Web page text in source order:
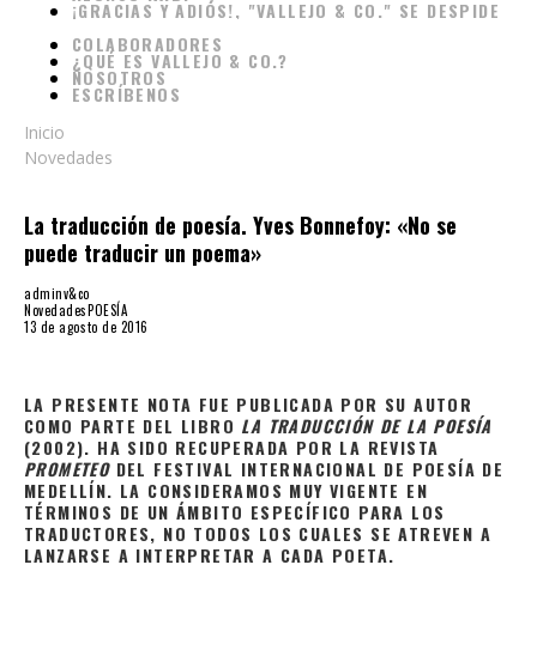
COLABORADORES
¿QUÉ ES VALLEJO & CO.?
NOSOTROS
ESCRÍBENOS
Novedades
puede traducir un poema»
adminv&co
NovedadesPOESÍA
13 de agosto de 2016
COMO PARTE DEL LIBROLA TRADUCCIÓN DE LA POESÍA
(2002). HA SIDO RECUPERADA POR LA REVISTA
PROMETEODEL FESTIVAL INTERNACIONAL DE POESÍA DE
MEDELLÍN. LA CONSIDERAMOS MUY VIGENTE EN
TÉRMINOS DE UN ÁMBITO ESPECÍFICO PARA LOS
TRADUCTORES, NO TODOS LOS CUALES SE ATREVEN A
LANZARSE A INTERPRETAR A CADA POETA.